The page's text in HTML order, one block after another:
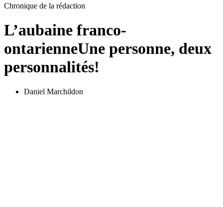
Chronique de la rédaction
L’aubaine franco-
ontarienneUne personne, deux
personnalités!
Daniel Marchildon